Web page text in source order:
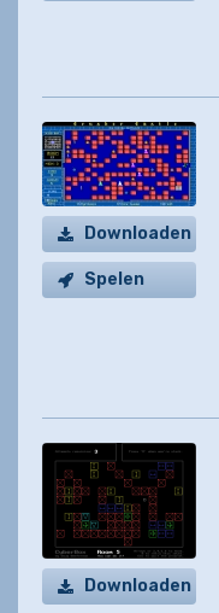
Downloaden
Spelen
Downloaden